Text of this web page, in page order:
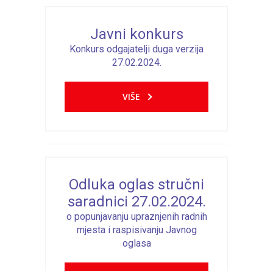
Javni konkurs
Konkurs odgajatelji duga verzija
27.02.2024.
VIŠE
Odluka oglas stručni
saradnici 27.02.2024.
o popunjavanju upraznjenih radnih
mjesta i raspisivanju Javnog
oglasa